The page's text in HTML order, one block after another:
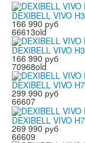
DEXIBELL VIVO
166 990 руб
66613old
DEXIBELL VIVO
166 990 руб
70968old
DEXIBELL VIVO
299 990 руб
66607
DEXIBELL VIVO
269 990 руб
66609